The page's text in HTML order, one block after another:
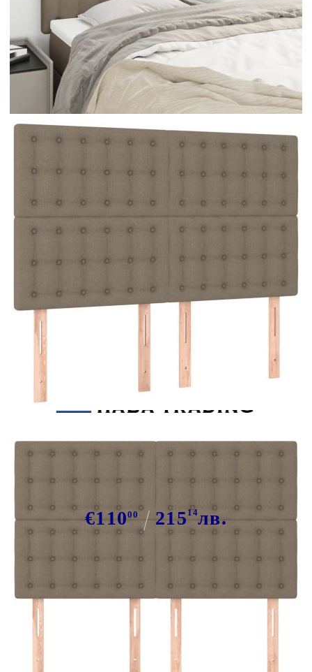
Tweet
Табла за легло, бежово,
€11000 215 14лв.
В наличност: 20 бр.
Време за доставка: 5 до 9 дни
Безплатна доставка до адрес при плащане по банков път